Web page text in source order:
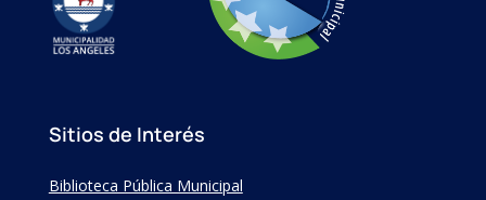
Sitios de Interés
Biblioteca Pública Municipal